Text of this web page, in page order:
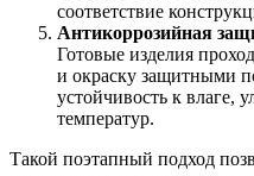
соответствие
Антикоррозийная
Готовые изделия
и окраску защитными
устойчивость к влаге,
температур.
Такой поэтапный подход